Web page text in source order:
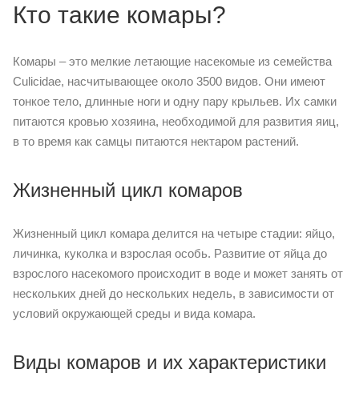
Кто такие комары?
Комары – это мелкие летающие насекомые из семейства
Culicidae, насчитывающее около 3500 видов. Они имеют
тонкое тело, длинные ноги и одну пару крыльев. Их самки
питаются кровью хозяина, необходимой для развития яиц,
в то время как самцы питаются нектаром растений.
Жизненный цикл комаров
Жизненный цикл комара делится на четыре стадии: яйцо,
личинка, куколка и взрослая особь. Развитие от яйца до
взрослого насекомого происходит в воде и может занять от
нескольких дней до нескольких недель, в зависимости от
условий окружающей среды и вида комара.
Виды комаров и их характеристики